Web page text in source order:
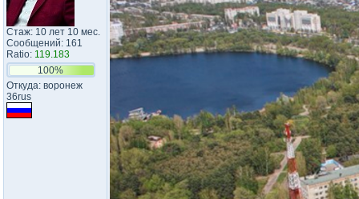
Стаж: 10 лет 10 мес.
Сообщений: 161
Ratio: 119.183
100%
Откуда: воронеж
36rus